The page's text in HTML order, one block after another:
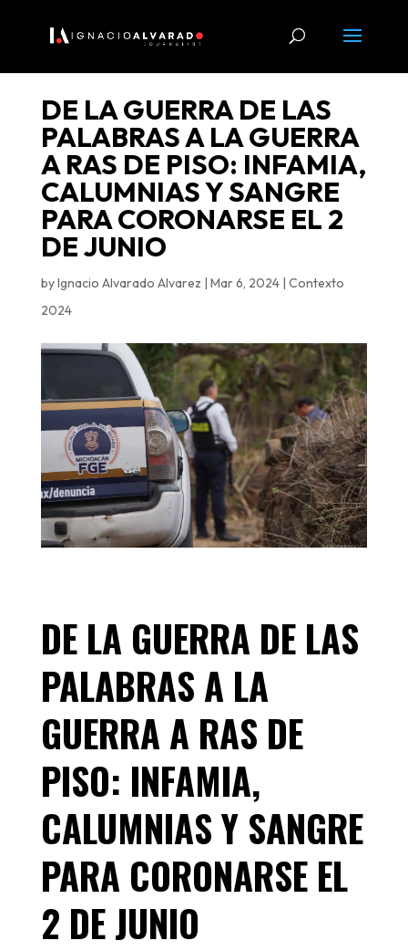
DE LA GUERRA DE LAS
PALABRAS A LA GUERRA
A RAS DE PISO: INFAMIA,
CALUMNIAS Y SANGRE
PARA CORONARSE EL 2
DE JUNIO
byIgnacio Alvarado Alvarez | Mar 6, 2024| Contexto
2024
DE LA GUERRA DE LAS
PALABRAS A LA
GUERRA A RAS DE
PISO: INFAMIA,
CALUMNIAS Y SANGRE
PARA CORONARSE EL
2 DE JUNIO